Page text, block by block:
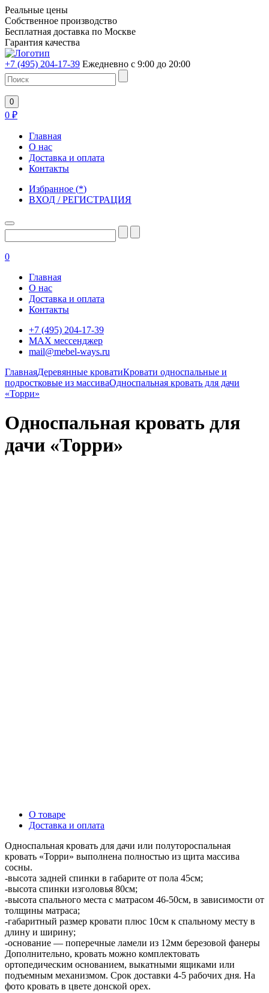
Реальные цены
Собственное производство
Бесплатная доставка по Москве
Гарантия качества
+7 (495) 204-17-39 Ежедневно с 9:00 до 20:00
0
0 ₽
Главная
О нас
Доставка и оплата
Контакты
Избранное (*)
ВХОД / РЕГИСТРАЦИЯ
0
Главная
О нас
Доставка и оплата
Контакты
+7 (495) 204-17-39
MAX мессенджер
mail@mebel-ways.ru
ГлавнаяДеревянные кроватиКровати односпальные и
подростковые из массиваОдноспальная кровать для дачи
«Торри»
Односпальная кровать для
дачи «Торри»
О товаре
Доставка и оплата
Односпальная кровать для дачи или полутороспальная
кровать «Торри» выполнена полностью из щита массива
сосны.
-высота задней спинки в габарите от пола 45см;
-высота спинки изголовья 80см;
-высота спального места с матрасом 46-50см, в зависимости от
толщины матраса;
-габаритный размер кровати плюс 10см к спальному месту в
длину и ширину;
-основание — поперечные ламели из 12мм березовой фанеры
Дополнительно, кровать можно комплектовать
ортопедическим основанием, выкатными ящиками или
подъемным механизмом. Срок доставки 4-5 рабочих дня. На
фото кровать в цвете донской орех.